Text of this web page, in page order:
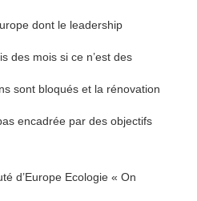
dont le leadership
des mois si ce n’est des
sont bloqués et la rénovation
encadrée par des objectifs
d’Europe Ecologie « On